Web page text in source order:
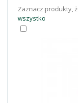
Zaznacz produkty,
wszystko